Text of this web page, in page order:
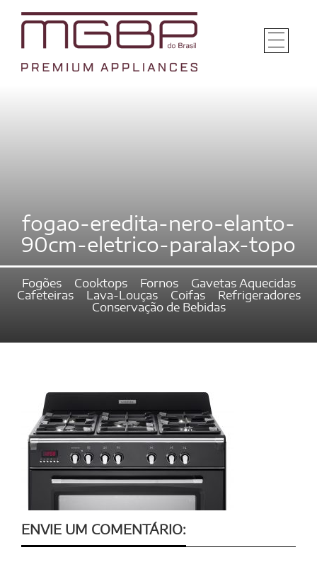
fogao-eredita-nero-elanto-
90cm-eletrico-paralax-topo
Fogões Cooktops Fornos
Gavetas Aquecidas
Cafeteiras
Lava-Louças Coifas
Refrigeradores
Conservação de Bebidas
ENVIE UM COMENTÁRIO: